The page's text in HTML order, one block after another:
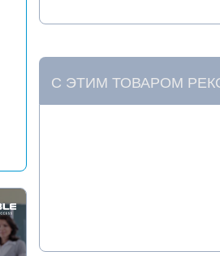
С ЭТИМ ТОВАРОМ